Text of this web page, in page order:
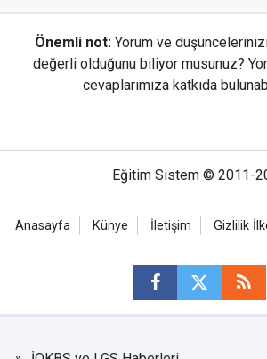
Önemli not: Yorum ve
değerli olduğunu biliyor musunuz?
cevaplarımıza katkıda
Eğitim Sistem © 2011-
Anasayfa Künye İletişim Gizlilik